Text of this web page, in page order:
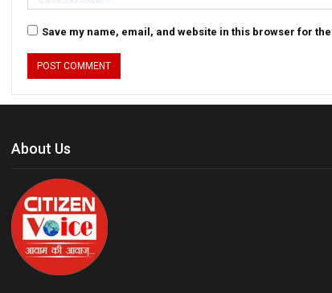
Save my name, email, and website in this browser for
About Us